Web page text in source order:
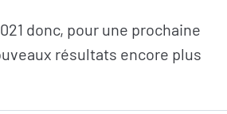
donc, pour une prochaine
résultats encore plus